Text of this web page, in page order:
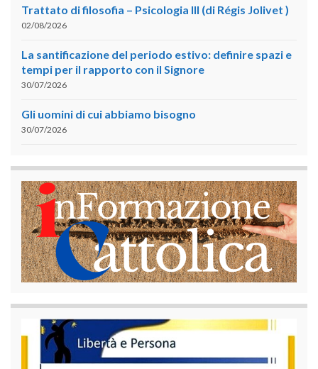
Trattato di filosofia – Psicologia III (di Régis Jolivet )
02/08/2026
La santificazione del periodo estivo: definire spazi e
tempi per il rapporto con il Signore
30/07/2026
Gli uomini di cui abbiamo bisogno
30/07/2026